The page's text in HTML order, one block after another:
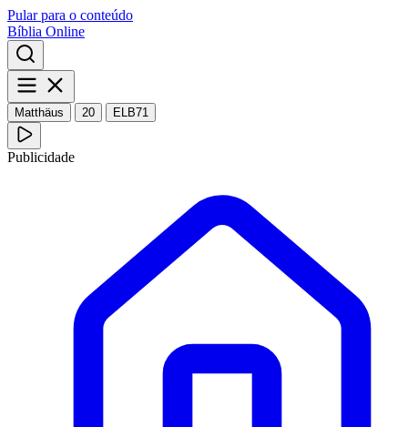
Pular para o conteúdo
Bíblia Online
Matthäus 20 ELB71
Publicidade